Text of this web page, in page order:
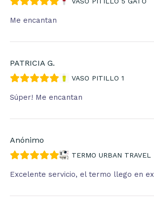
Me encantan
PATRICIA G.
VASO PITILLO 1
Súper! Me encantan
Anónimo
TERMO URBAN TRAVEL
Excelente servicio, el termo llego en